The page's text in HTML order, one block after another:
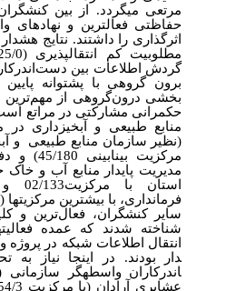
مرتعی می­گردد. از بین
حفاظتی فعال­ترین و نهادهای
اثرگذاری را داشتند. نتایج
گردش اطلاعات بین
برون گروهی با پشتوانه
بخشی درون‌گروهی از
حکمرانی مشارکتی در مراتع
منابع طبیعی و آبخیزداری در
(نظیر سازمان منابع طبیعی و
مرکزیت
مدیریت پایدار منابع آب و خاک
سایر کنشگران، فعال‌ترین و
شناخته شدند که عمده
انتقال اطلاعات شبکه در پروژه
دار بودند. در اینجا نیاز به
اندرکاران واسطه­گر سازمانی